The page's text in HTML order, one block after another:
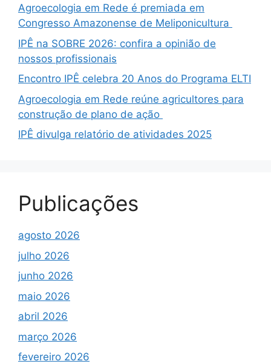
Agroecologia em Rede é premiada em
Congresso Amazonense de Meliponicultura
IPÊ na SOBRE 2026: confira a opinião de
nossos profissionais
Encontro IPÊ celebra 20 Anos do Programa ELTI
Agroecologia em Rede reúne agricultores para
construção de plano de ação
IPÊ divulga relatório de atividades 2025
Publicações
agosto 2026
julho 2026
junho 2026
maio 2026
abril 2026
março 2026
fevereiro 2026